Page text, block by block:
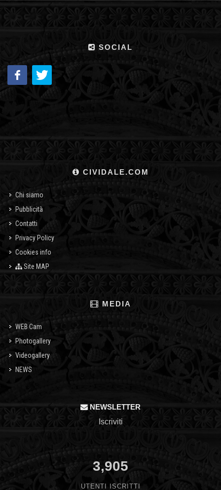
SOCIAL
CIVIDALE.COM
Chi siamo
Pubblicità
Contatti
Privacy Policy
Cookies info
Site MAP
MEDIA
WEB Cam
Photogallery
Videogallery
NEWS
NEWSLETTER
Iscriviti
3,905
UTENTI ISCRITTI